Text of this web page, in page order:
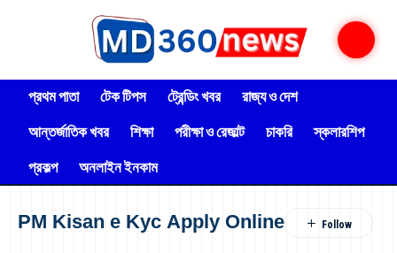
প্রথম পাতা টেক টিপস ট্রেন্ডিং খবর
রাজ্য ও দেশ
আন্তর্জাতিক খবর
শিক্ষা পরীক্ষা ও রেজাল্ট চাকরি
স্কলারশিপ
প্রকল্প
অনলাইন ইনকাম
PM Kisan e Kyc Apply Online